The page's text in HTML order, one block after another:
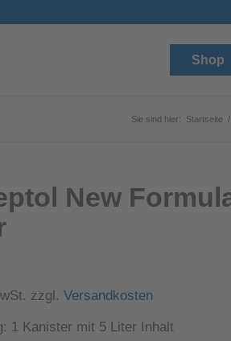
Shop
Sie sind hier: Startseite /
New
zzgl.Versandkosten
1 Kanister mit 5 Liter Inhalt